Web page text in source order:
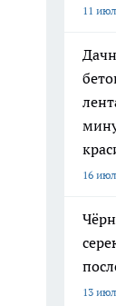
11
16
13